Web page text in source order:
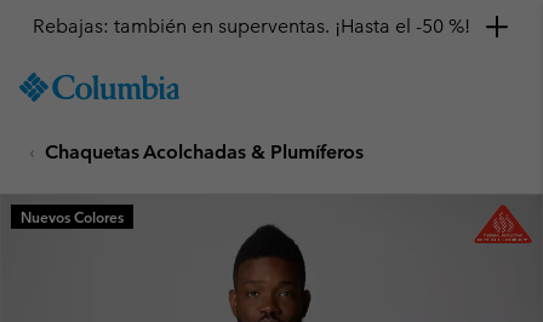
TO
SKIP
MAIN
NAV
Rebajas: también en superventas. ¡Hasta el -50 %!
Chaquetas Acolchadas & Plumíferos
Nuevos Colores